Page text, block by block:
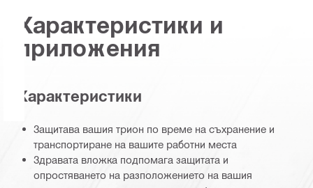
Характеристики и
приложения
Характеристики
Защитава вашия трион по време на съхранение и
транспортиране на вашите работни места
Здравата вложка подпомага защитата и
опростяването на разположението на вашия